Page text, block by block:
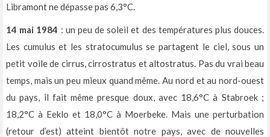
Libramont ne dépasse pas 6,3°C.
14 mai 1984 : un peu de soleil et des températures plus douces.
Les cumulus et les stratocumulus se partagent le ciel, sous un
petit voile de cirrus, cirrostratus et altostratus. Pas du vrai beau
temps, mais un peu mieux quand même. Au nord et au nord-ouest
du pays, il fait même presque doux, avec 18,6°C à Stabroek ;
18,2°C à Eeklo et 18,0°C à Moerbeke. Mais une perturbation
(retour d’est) atteint bientôt notre pays, avec de nouvelles